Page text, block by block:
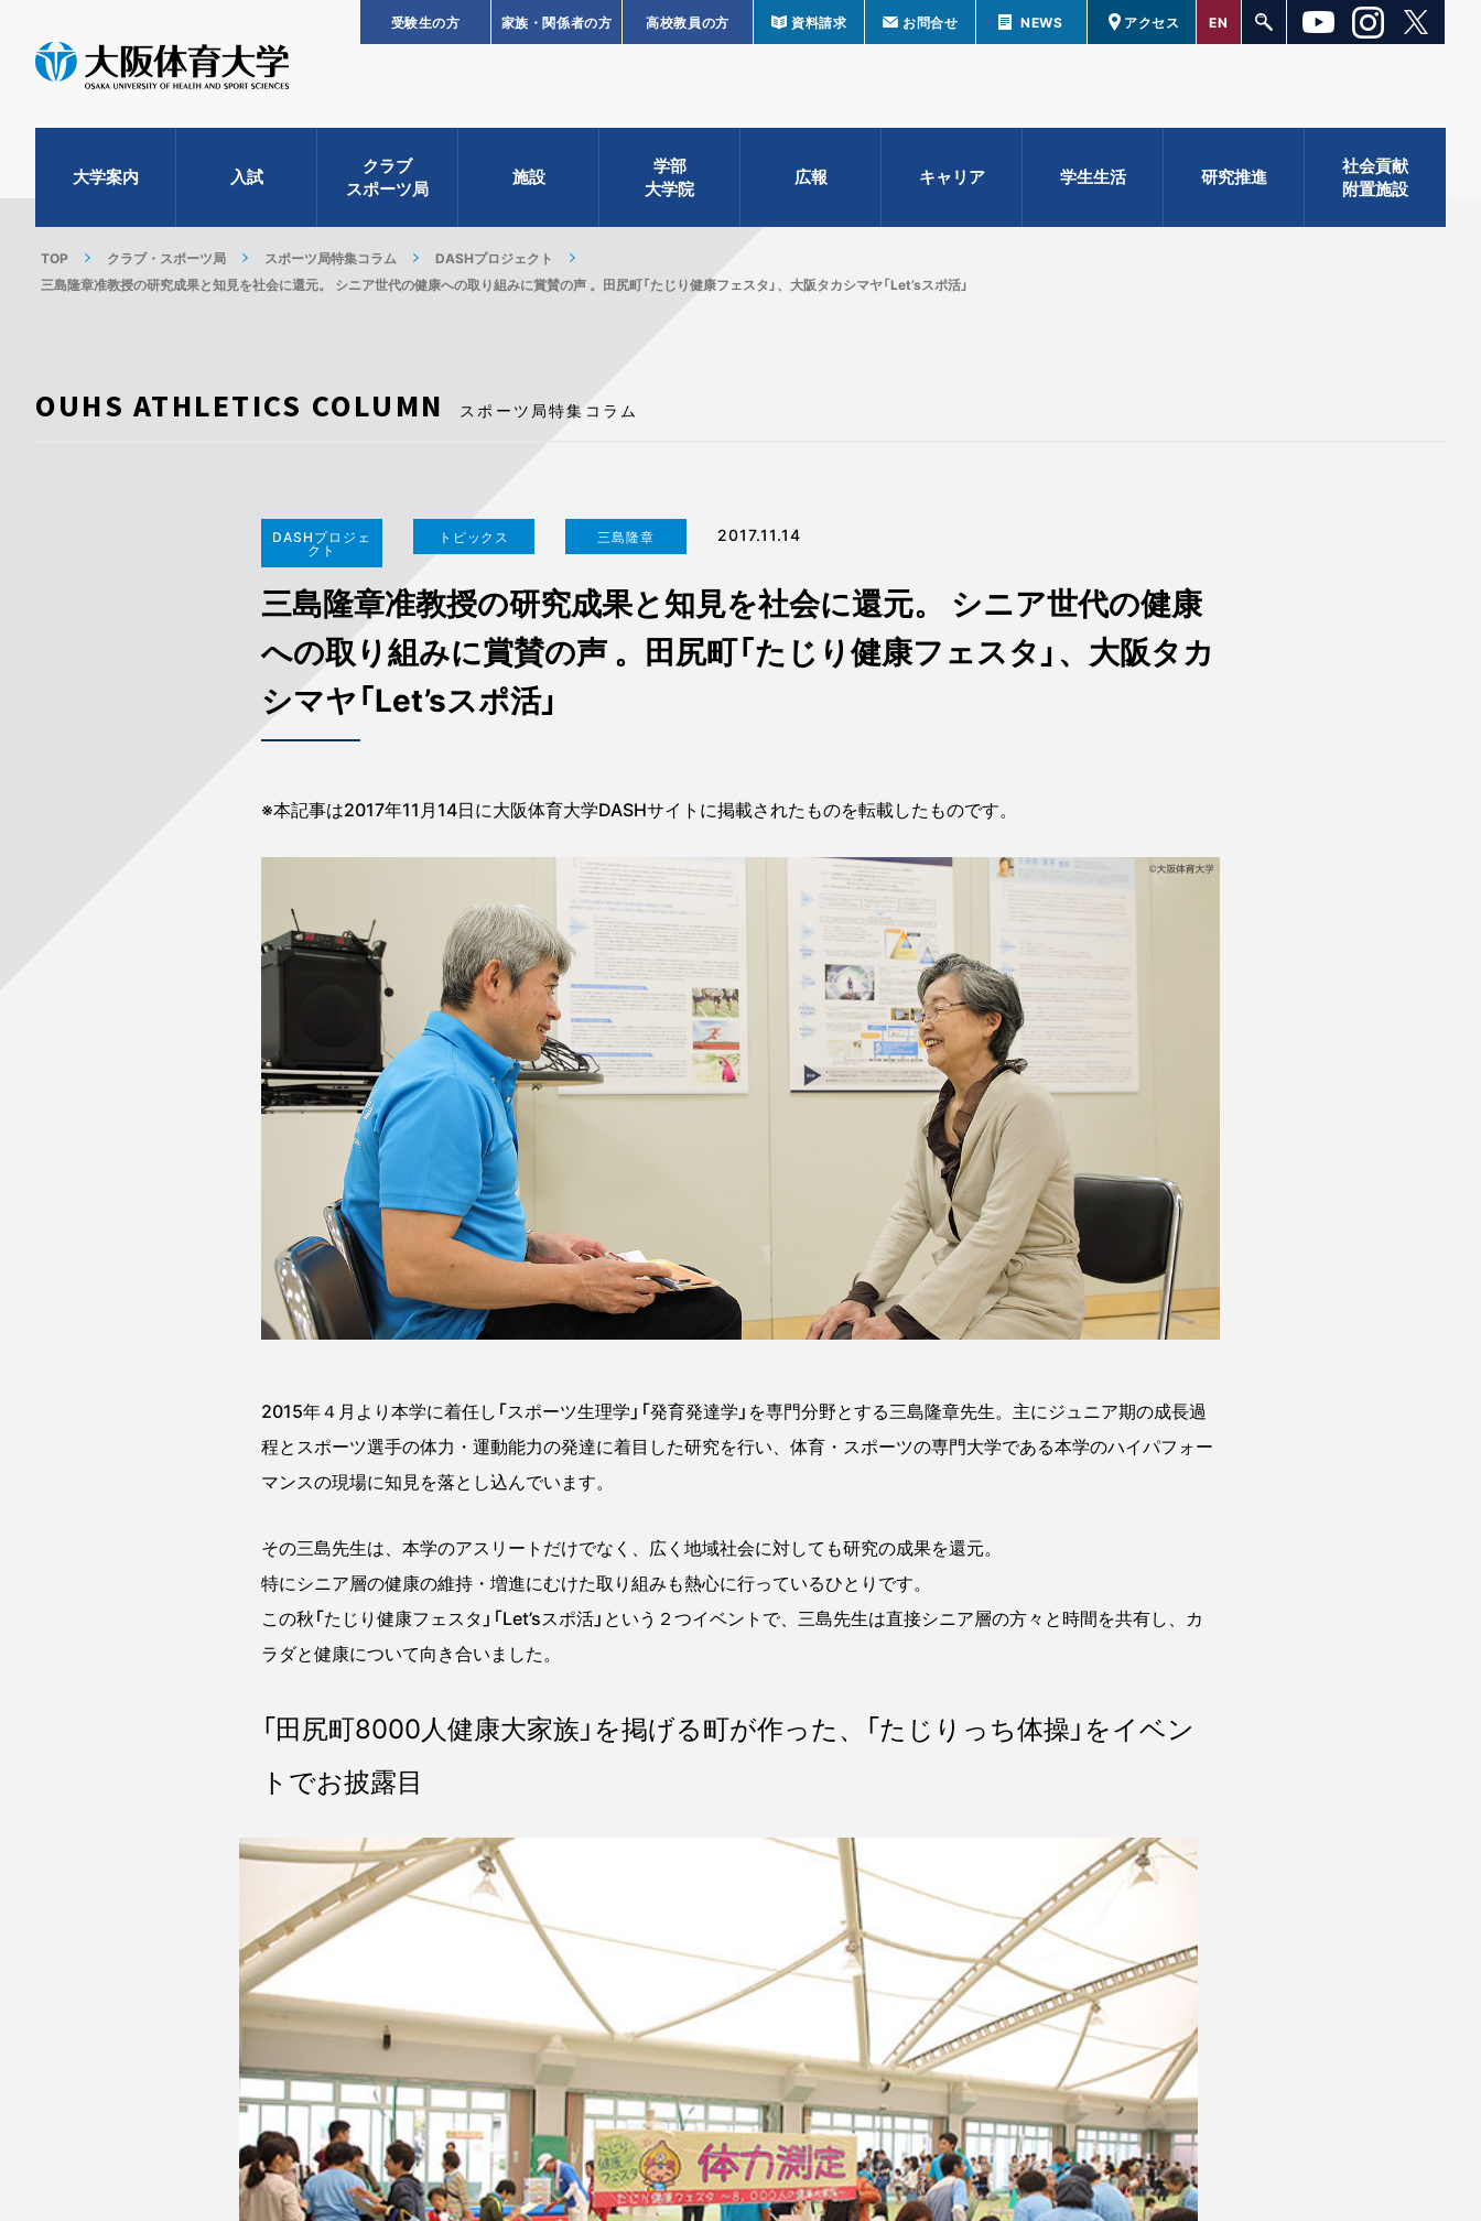
受験生の方 家族・関係者の方 高校教員の方 資料請求 お問合せ NEWS アクセス EN
大学案内 入試
クラブ
スポーツ局
施設
学部
大学院
広報 キャリア 学生生活 研究推進
社会貢献
附置施設
TOP クラブ・スポーツ局 スポーツ局特集コラム
DASHプロジェクト
三島隆章准教授の研究成果と知見を社会に還元。 シニア世代の健康への取り組みに賞賛の声 。田尻町「たじり健康フェスタ」、大阪タカシマヤ「Let’sスポ活」
OUHS ATHLETICS COLUMN スポーツ局特集コラム
DASHプロジェ
クト
トピックス 三島隆章 2017.11.14
三島隆章准教授の研究成果と知見を社会に還元。 シニア世代の健康
への取り組みに賞賛の声 。田尻町「たじり健康フェスタ」、大阪タカ
シマヤ「Let’sスポ活」
※本記事は2017年11月14日に大阪体育大学DASHサイトに掲載されたものを転載したものです。
2015年４月より本学に着任し「スポーツ生理学」「発育発達学」を専門分野とする三島隆章先生。主にジュニア期の成長過
程とスポーツ選手の体力・運動能力の発達に着目した研究を行い、体育・スポーツの専門大学である本学のハイパフォー
マンスの現場に知見を落とし込んでいます。
その三島先生は、本学のアスリートだけでなく、広く地域社会に対しても研究の成果を還元。
特にシニア層の健康の維持・増進にむけた取り組みも熱心に行っているひとりです。
この秋「たじり健康フェスタ」「Let’sスポ活」という２つイベントで、三島先生は直接シニア層の方々と時間を共有し、カ
ラダと健康について向き合いました。
「田尻町8000人健康大家族」を掲げる町が作った、「たじりっち体操」をイベン
トでお披露目